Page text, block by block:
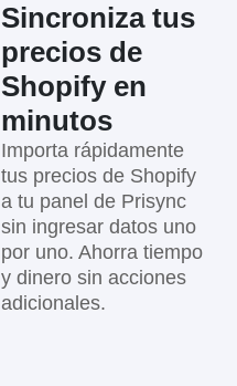
Sincroniza tus
precios de
Shopify en
minutos
Importa rápidamente
tus precios de Shopify
a tu panel de Prisync
sin ingresar datos uno
por uno. Ahorra tiempo
y dinero sin acciones
adicionales.